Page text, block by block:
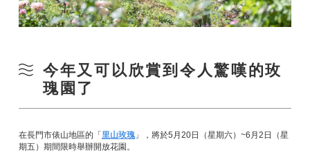
今年又可以欣賞到令人驚嘆的玫
瑰園了
在長門市俵山地區的「里山玫瑰」，將於5月20日（星期六）~6月2日（星
期五）期間限時舉辦開放花園。